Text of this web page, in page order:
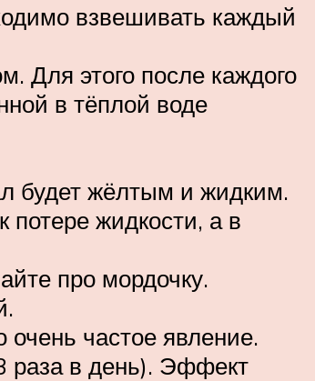
взвешивать каждый
Для этого после каждого
в тёплой воде
будет жёлтым и жидким.
жидкости, а в
про мордочку.
очень частое явление.
раза в день). Эффект